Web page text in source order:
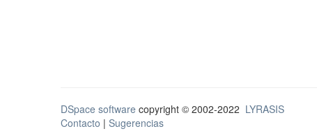
DSpace software copyright © 2002-2022 LYRASIS
Contacto | Sugerencias